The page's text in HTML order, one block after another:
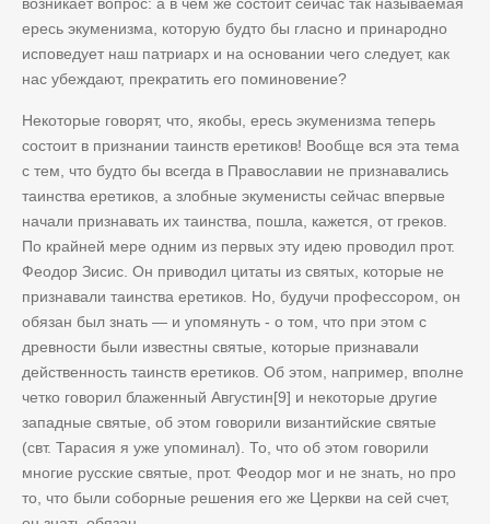
ересь экуменизма, которую будто бы гласно и принародно
исповедует наш патриарх и на основании чего следует, как
нас убеждают, прекратить его поминовение?
Некоторые говорят, что, якобы, ересь экуменизма теперь
состоит в признании таинств еретиков! Вообще вся эта тема
с тем, что будто бы всегда в Православии не признавались
таинства еретиков, а злобные экуменисты сейчас впервые
начали признавать их таинства, пошла, кажется, от греков.
По крайней мере одним из первых эту идею проводил прот.
Феодор Зисис. Он приводил цитаты из святых, которые не
признавали таинства еретиков. Но, будучи профессором, он
обязан был знать — и упомянуть - о том, что при этом с
древности были известны святые, которые признавали
действенность таинств еретиков. Об этом, например, вполне
четко говорил блаженный Августин[9] и некоторые другие
западные святые, об этом говорили византийские святые
(свт. Тарасия я уже упоминал). То, что об этом говорили
многие русские святые, прот. Феодор мог и не знать, но про
то, что были соборные решения его же Церкви на сей счет,